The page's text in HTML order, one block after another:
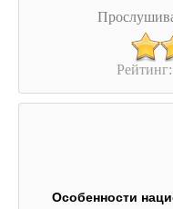
Рейтинг:
Особенности